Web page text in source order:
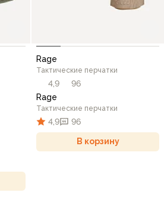
Rage
Тактические перчатки
4,9
96
Rage
Тактические перчатки
4,9 96
В корзину